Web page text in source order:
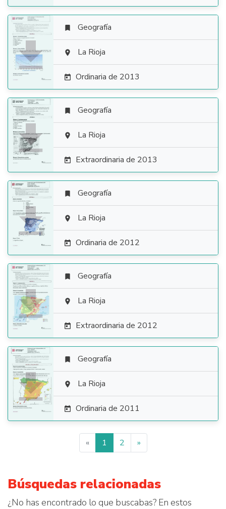

 Geografía
 La Rioja
 Ordinaria de 2013

 Geografía
 La Rioja
 Extraordinaria de 2013

 Geografía
 La Rioja
 Ordinaria de 2012

 Geografía
 La Rioja
 Extraordinaria de 2012

 Geografía
 La Rioja
 Ordinaria de 2011
« 1 2 »
Búsquedas relacionadas
¿No has encontrado lo que buscabas? En estos